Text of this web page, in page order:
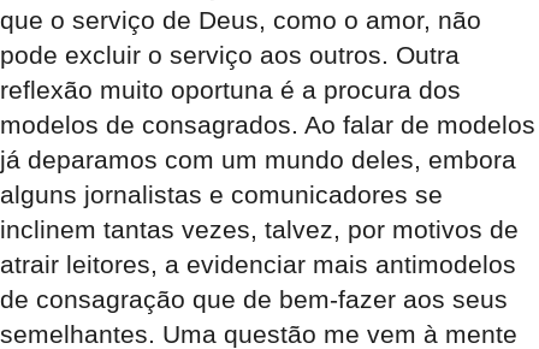
que o serviço de Deus, como o amor, não
pode excluir o serviço aos outros. Outra
reflexão muito oportuna é a procura dos
modelos de consagrados. Ao falar de modelos
já deparamos com um mundo deles, embora
alguns jornalistas e comunicadores se
inclinem tantas vezes, talvez, por motivos de
atrair leitores, a evidenciar mais antimodelos
de consagração que de bem-fazer aos seus
semelhantes. Uma questão me vem à mente